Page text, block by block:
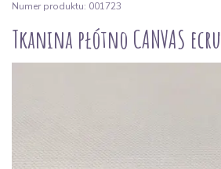
Numer produktu: 001723
Tkanina płótno CANVAS ecru